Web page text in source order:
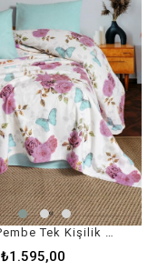
Rosella Pembe Tek Kişilik Pike Takımı – %100 Pamuk, Lastikli Çarşaflı
₺1.595,00